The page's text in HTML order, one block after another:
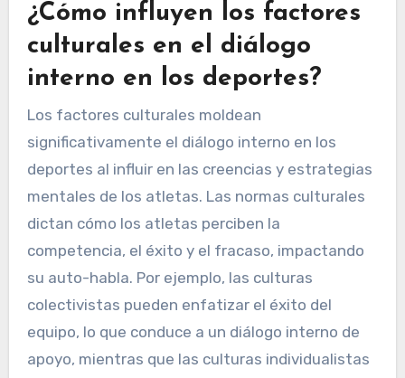
¿Cómo influyen los factores
culturales en el diálogo
interno en los deportes?
Los factores culturales moldean
significativamente el diálogo interno en los
deportes al influir en las creencias y estrategias
mentales de los atletas. Las normas culturales
dictan cómo los atletas perciben la
competencia, el éxito y el fracaso, impactando
su auto-habla. Por ejemplo, las culturas
colectivistas pueden enfatizar el éxito del
equipo, lo que conduce a un diálogo interno de
apoyo, mientras que las culturas individualistas